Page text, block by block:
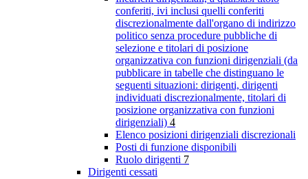
conferiti, ivi inclusi quelli conferiti
discrezionalmente dall'organo di indirizzo
politico senza procedure pubbliche di
selezione e titolari di posizione
organizzativa con funzioni dirigenziali (da
pubblicare in tabelle che distinguano le
seguenti situazioni: dirigenti, dirigenti
individuati discrezionalmente, titolari di
posizione organizzativa con funzioni
dirigenziali) 4
Elenco posizioni dirigenziali discrezionali
Posti di funzione disponibili
Ruolo dirigenti 7
Dirigenti cessati